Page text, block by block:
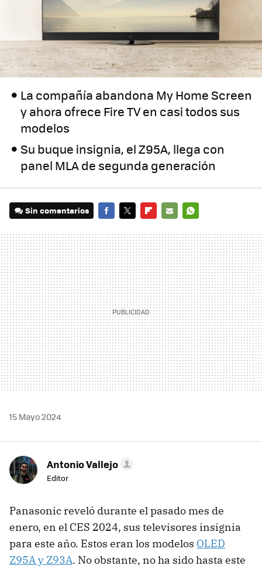
La compañía abandona My Home Screen
y ahora ofrece Fire TV en casi todos sus
modelos
Su buque insignia, el Z95A, llega con
panel MLA de segunda generación
Sin comentarios
MAIL
15 Mayo 2024
Antonio Vallejo
Editor
Panasonic reveló durante el pasado mes de
enero, en el CES 2024, sus televisores insignia
para este año. Estos eran los modelos OLED
Z95A y Z93A. No obstante, no ha sido hasta este